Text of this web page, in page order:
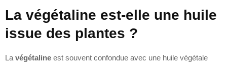
La végétaline est-elle une huile
issue des plantes ?
La végétaline est souvent confondue avec une huile végétale